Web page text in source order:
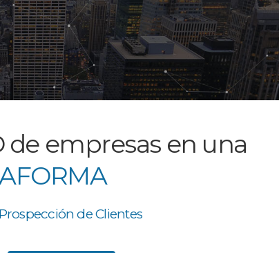
de empresas en una
Prospección de Clientes